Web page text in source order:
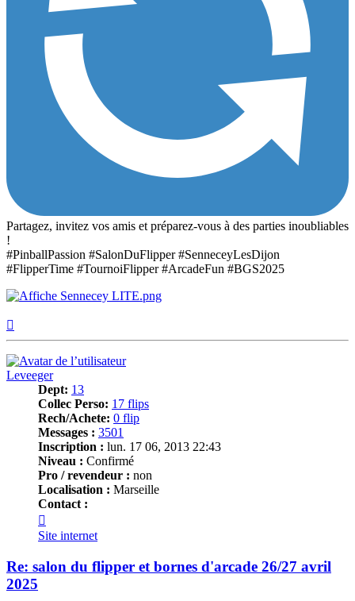
Partagez, invitez vos amis et préparez-vous à des parties inoubliables
!
#PinballPassion #SalonDuFlipper #SenneceyLesDijon
#FlipperTime #TournoiFlipper #ArcadeFun #BGS2025
Leveeger
Dept: 13
Collec Perso: 17 flips
Rech/Achete: 0 flip
Messages : 3501
Inscription : lun. 17 06, 2013 22:43
Niveau : Confirmé
Pro / revendeur : non
Localisation : Marseille
Contact :
Leveeger
Site internet
Re: salon du flipper et bornes d'arcade 26/27 avril
2025